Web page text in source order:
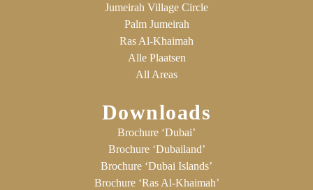
Jumeirah Village Circle
Palm Jumeirah
Ras Al-Khaimah
Alle Plaatsen
All Areas
Downloads
Brochure ‘Dubai’
Brochure ‘Dubailand’
Brochure ‘Dubai Islands’
Brochure ‘Ras Al-Khaimah’